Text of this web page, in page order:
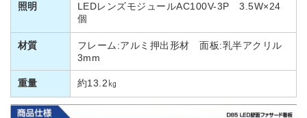
照明
LEDレンズモジュールAC100V-3P 3.5W×24
個
材質
フレーム:アルミ押出形材 面板:乳半アクリル
3mm
重量 約13.2㎏